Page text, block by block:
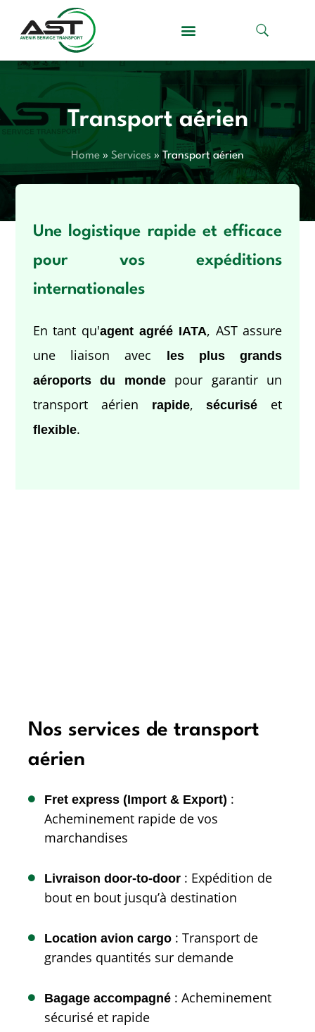
Transport aérien
Home » Services » Transport aérien
Une logistique rapide et efficace
pour vos expéditions
internationales
En tant qu'agent agréé IATA, AST assure
une liaison avec
les plus grands
aéroports du monde pour garantir un
transport aérien
rapide,sécurisé et
flexible.
Nos services de transport
aérien
Fret express (Import & Export) :
Acheminement rapide de vos
marchandises
Livraison door-to-door: Expédition de
bout en bout jusqu’à destination
Location avion cargo: Transport de
grandes quantités sur demande
Bagage accompagné: Acheminement
sécurisé et rapide